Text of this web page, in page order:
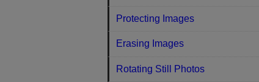
Protecting Images
Erasing Images
Rotating Still Photos